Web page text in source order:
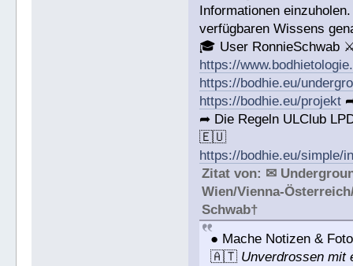
Informationen
verfügbaren Wissens
🎓 User RonnieSchwab
https://
https://bodhie.eu/
https://bodhie.eu/projekt
➦ Die Regeln ULClub
🇪🇺
https://bodhie.eu/simple/
Zitat von: ✉
Wien/Vienna-
Schwab†
● Mache Notizen &
🇦🇹 Unverdrossen mit